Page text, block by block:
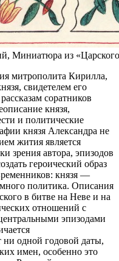
Миниатюра из
митрополита Кирилла,
свидетелем его
соратников
князя,
и политические
князя Александра не
жития является
зрения автора, эпизодов
героический образ
князя —
политика. Описания
в битве на Неве и на
отношений с
эпизодами
одной годовой даты,
имен, особенно это